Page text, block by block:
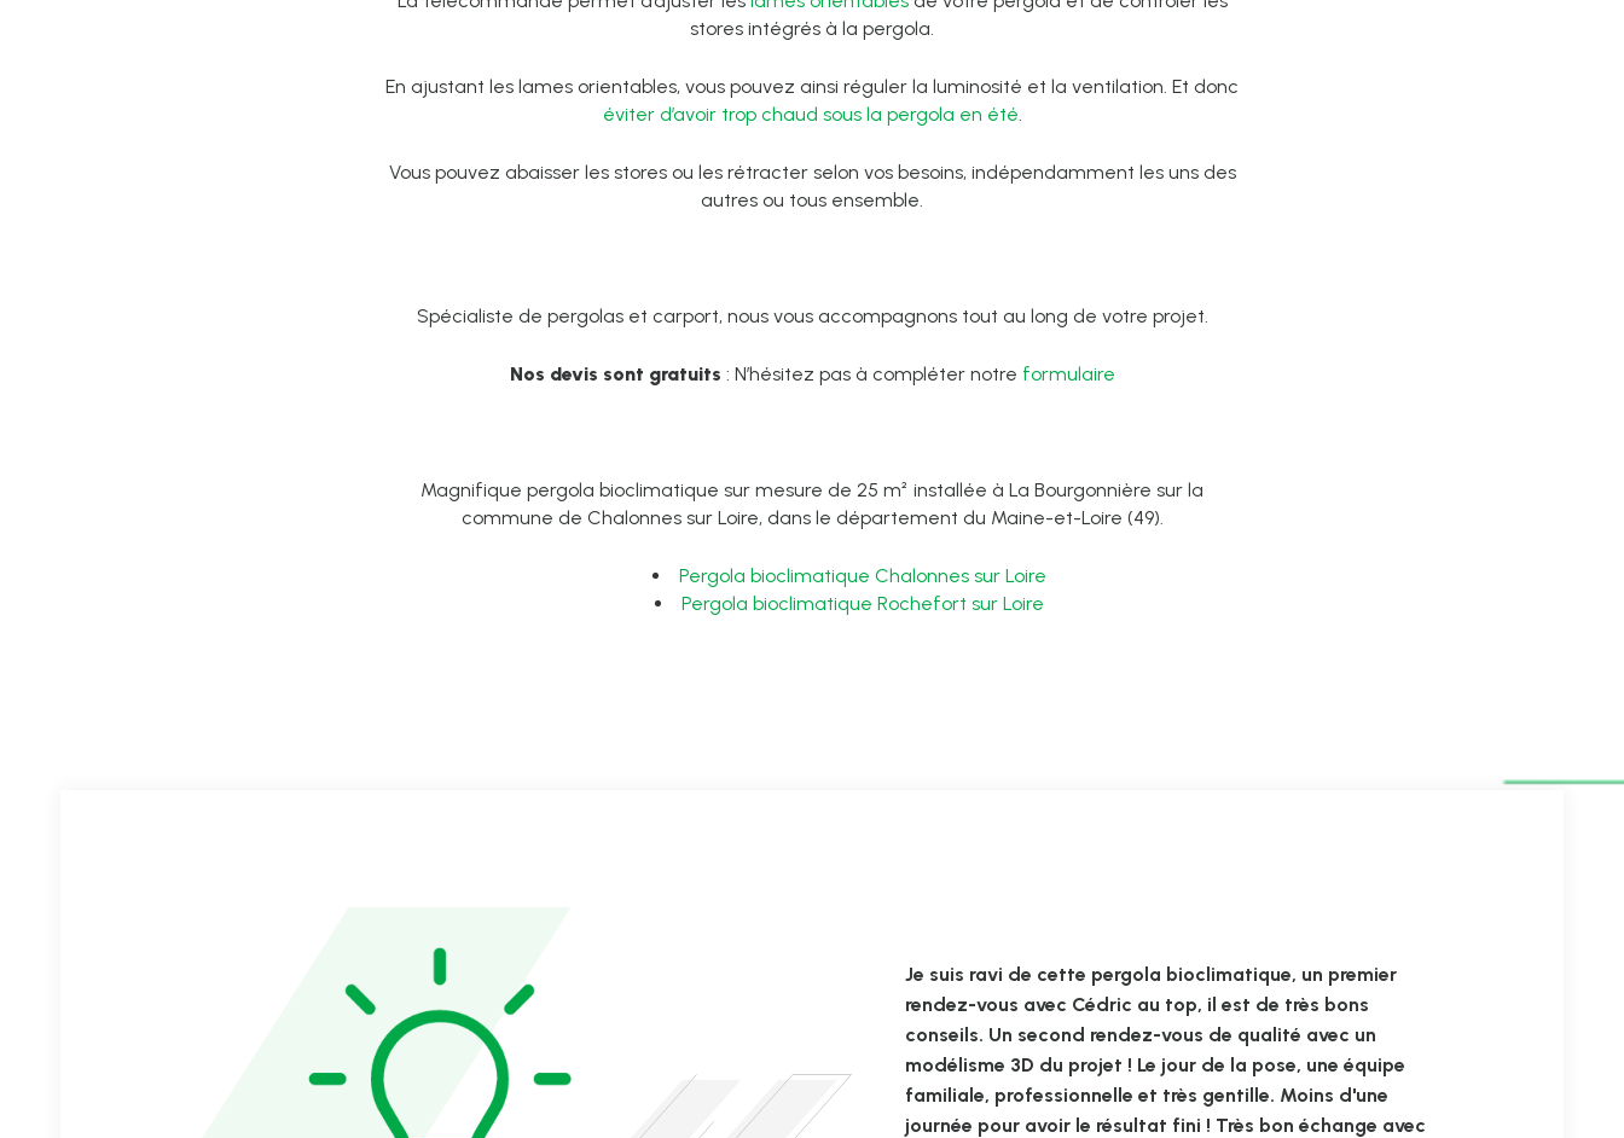
stores intégrés à la pergola.
En ajustant les lames orientables, vous pouvez ainsi réguler la luminosité et la ventilation. Et donc
éviter d’avoir trop chaud sous la pergola en été.
Vous pouvez abaisser les stores ou les rétracter selon vos besoins, indépendamment les uns des
autres ou tous ensemble.
Spécialiste de pergolas et carport, nous vous accompagnons tout au long de votre projet.
Nos devis sont gratuits : N’hésitez pas à compléter notre formulaire
Magnifique pergola bioclimatique sur mesure de 25 m² installée à La Bourgonnière sur la
commune de Chalonnes sur Loire, dans le département du Maine-et-Loire (49).
Pergola bioclimatique Chalonnes sur Loire
Pergola bioclimatique Rochefort sur Loire
Je suis ravi de cette pergola bioclimatique, un premier
rendez-vous avec Cédric au top, il est de très bons
conseils. Un second rendez-vous de qualité avec un
modélisme 3D du projet ! Le jour de la pose, une équipe
familiale, professionnelle et très gentille. Moins d'une
journée pour avoir le résultat fini ! Très bon échange avec